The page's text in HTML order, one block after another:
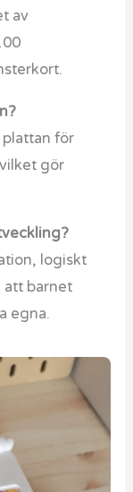
av
plattan för
gör
logiskt
att barnet
egna.